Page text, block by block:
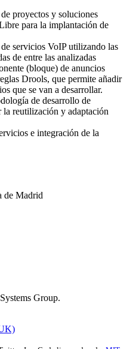
proyectos y soluciones
para la implantación de
servicios VoIP utilizando las
de entre las analizadas
(bloque) de anuncios
Drools, que permite añadir
que se van a desarrollar.
de desarrollo de
la reutilización y adaptación
e integración de la
de Madrid
Group.